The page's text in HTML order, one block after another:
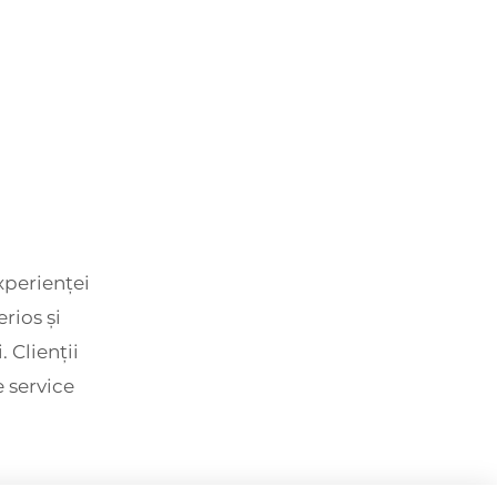
și
Clienții
service